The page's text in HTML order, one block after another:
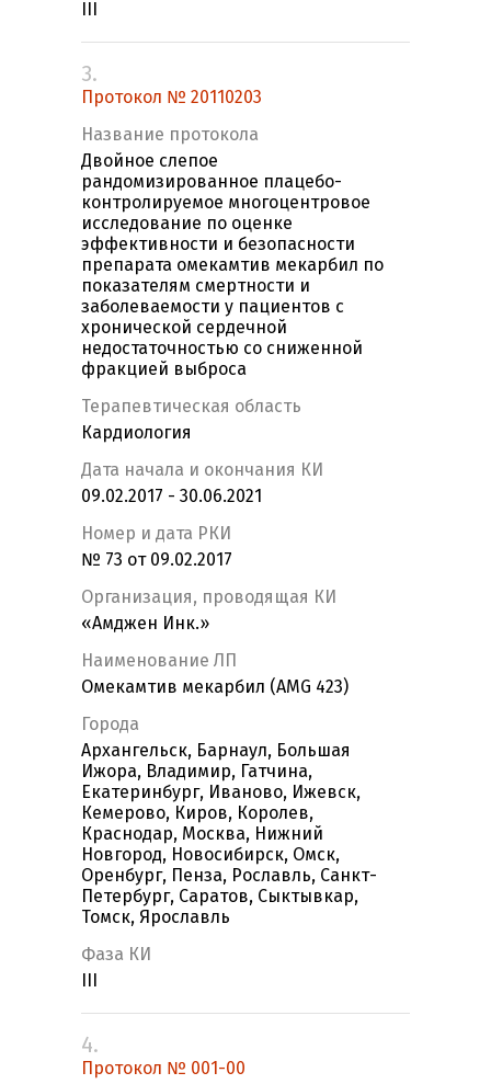
3.
Протокол № 20110203
Название протокола
Двойное слепое
рандомизированное плацебо-
контролируемое многоцентровое
исследование по оценке
эффективности и безопасности
препарата омекамтив мекарбил по
показателям смертности и
заболеваемости у пациентов с
хронической сердечной
недостаточностью со сниженной
фракцией выброса
Терапевтическая область
Кардиология
Дата начала и окончания КИ
09.02.2017 - 30.06.2021
Номер и дата РКИ
№ 73 от 09.02.2017
Организация, проводящая КИ
«Амджен Инк.»
Наименование ЛП
Омекамтив мекарбил (AMG 423)
Города
Архангельск, Барнаул, Большая
Ижора, Владимир, Гатчина,
Екатеринбург, Иваново, Ижевск,
Кемерово, Киров, Королев,
Краснодар, Москва, Нижний
Новгород, Новосибирск, Омск,
Оренбург, Пенза, Рославль, Санкт-
Петербург, Саратов, Сыктывкар,
Томск, Ярославль
Фаза КИ
4.
Протокол № 001-00